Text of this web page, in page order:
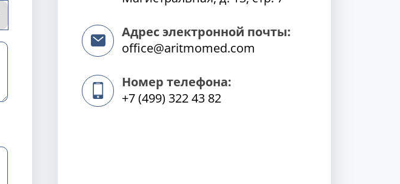
Адрес электронной почты:
office@aritmomed.com
Номер телефона:
+7 (499) 322 43 82